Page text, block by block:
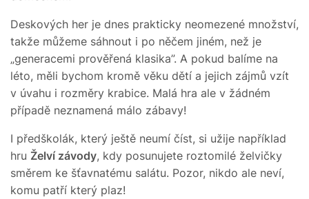
Deskových her je dnes prakticky neomezené množství,
takže můžeme sáhnout i po něčem jiném, než je
„generacemi prověřená klasika”. A pokud balíme na
léto, měli bychom kromě věku dětí a jejich zájmů vzít
v úvahu i rozměry krabice. Malá hra ale v žádném
případě neznamená málo zábavy!
I předškolák, který ještě neumí číst, si užije například
hru Želví závody, kdy posunujete roztomilé želvičky
směrem ke šťavnatému salátu. Pozor, nikdo ale neví,
komu patří který plaz!